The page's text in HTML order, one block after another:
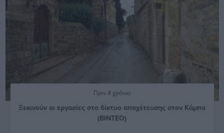
Πριν 4 χρόνια
Ξεκινούν οι εργασίες στο δίκτυο αποχέτευσης στον Κάμπο
(ΒΙΝΤΕΟ)